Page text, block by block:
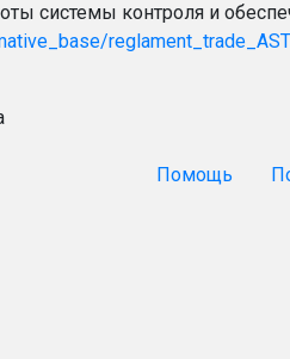
системы контроля и
Помощь